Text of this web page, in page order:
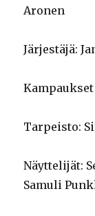
Aronen
Järjestäjä:
Tarpeisto:
Näyttelijät:
Samuli